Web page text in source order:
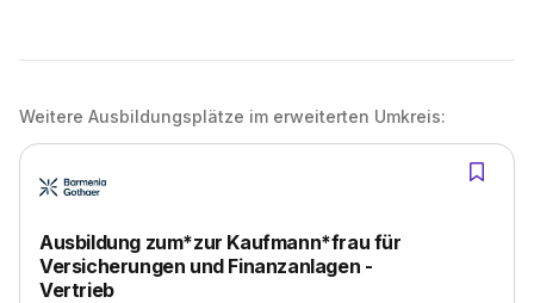
Weitere Ausbildungsplätze im erweiterten Umkreis:
Ausbildung zum*zur Kaufmann*frau für
Versicherungen und Finanzanlagen -
Vertrieb